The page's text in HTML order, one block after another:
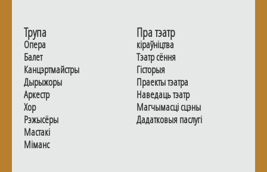
Трупа
Опера
Балет
Канцэртмайстры
Дырыжоры
Аркестр
Хор
Рэжысёры
Мастакі
Мiманс
Пра тэатр
кіраўніцтва
Тэатр сёння
Гiсторыя
Праекты тэатра
Наведаць тэатр
Магчымасцi сцэны
Дадаткoвыя паслугi